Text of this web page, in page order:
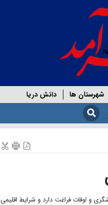
شهرستان ها دانش دریا
و اوقات فراغت دارد و شرایط اقلیمی